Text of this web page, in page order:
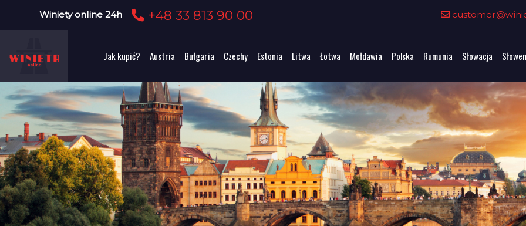
Winiety online 24h +48 33 813 90 00
Jak kupić? Austria Bułgaria Czechy Estonia Litwa Łotwa Mołdawia Polska Rumunia Słowacja